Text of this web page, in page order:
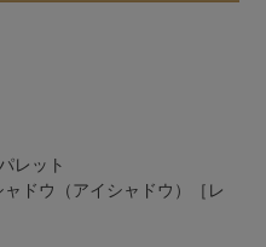
レット
ドウ（アイシャドウ）［レ